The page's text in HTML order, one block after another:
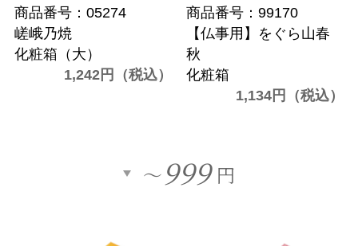
商品番号：05274
嵯峨乃焼
化粧箱（大）
1,242円（税込）
商品番号：99170
【仏事用】をぐら山春
秋
化粧箱
1,134円（税込）
～ 999 円